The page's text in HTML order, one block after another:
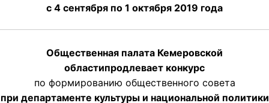
с 4 сентября по 1 октября 2019 года
Общественная палата Кемеровской
областипродлевает конкурс
по формированию общественного совета
при департаменте культуры и национальной политики